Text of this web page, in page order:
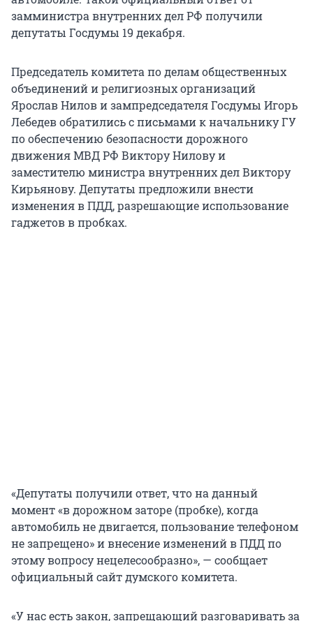
замминистра внутренних дел РФ получили
депутаты Госдумы 19 декабря.
Председатель комитета по делам общественных
объединений и религиозных организаций
Ярослав Нилов и зампредседателя Госдумы Игорь
Лебедев обратились с письмами к начальнику ГУ
по обеспечению безопасности дорожного
движения МВД РФ Виктору Нилову и
заместителю министра внутренних дел Виктору
Кирьянову. Депутаты предложили внести
изменения в ПДД, разрешающие использование
гаджетов в пробках.
«Депутаты получили ответ, что на данный
момент «в дорожном заторе (пробке), когда
автомобиль не двигается, пользование телефоном
не запрещено» и внесение изменений в ПДД по
этому вопросу нецелесообразно», — сообщает
официальный сайт думского комитета.
«У нас есть закон, запрещающий разговаривать за